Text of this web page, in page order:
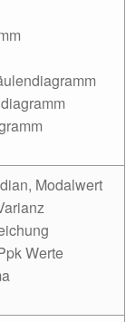
Modalwert
Werte